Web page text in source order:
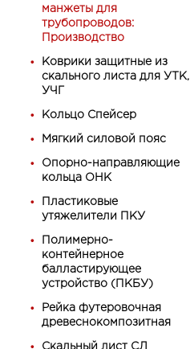
манжеты для
трубопроводов:
Производство
Коврики защитные из
скального листа для УТК,
УЧГ
Кольцо Спейсер
Мягкий силовой пояс
Опорно-направляющие
кольца ОНК
Пластиковые
утяжелители ПКУ
Полимерно-
контейнерное
балластирующее
устройство (ПКБУ)
Рейка футеровочная
древеснокомпозитная
Скальный лист СЛ